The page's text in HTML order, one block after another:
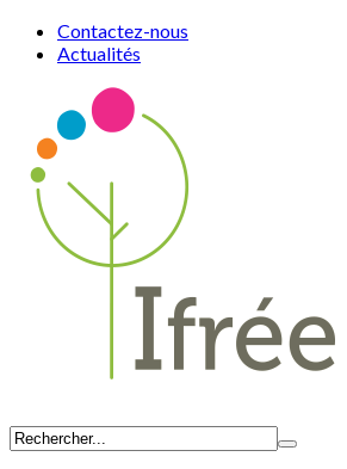
Contactez-nous
Actualités